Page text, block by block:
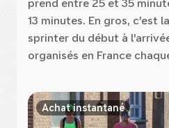
prend entre 25 et 35
13 minutes. En gros, c'est
sprinter du début à
organisés en France
Achat instantané